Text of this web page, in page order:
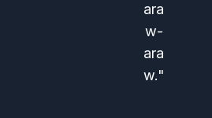
ara
w-
ara
w."